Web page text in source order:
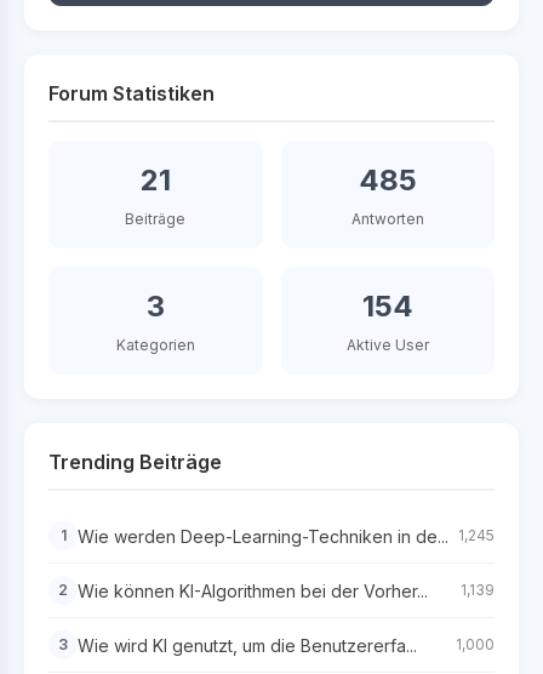
Forum Statistiken
21
Beiträge
485
Antworten
3
Kategorien
154
Aktive User
Trending Beiträge
1 Wie werden Deep-Learning-Techniken in de... 1,245
2 Wie können KI-Algorithmen bei der Vorher... 1,139
3 Wie wird KI genutzt, um die Benutzererfa... 1,000